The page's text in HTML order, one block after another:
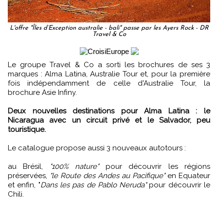
L'offre "Îles d’Exception australie - bali" passe par les Ayers Rock - DR
Travel & Co
Le groupe Travel & Co a sorti les brochures de ses 3
marques : Alma Latina, Australie Tour et, pour la première
fois indépendamment de celle d'Australie Tour, la
brochure Asie Infiny.
Deux nouvelles destinations pour Alma Latina : le
Nicaragua avec un circuit privé et le Salvador, peu
touristique.
Le catalogue propose aussi 3 nouveaux autotours :
au Brésil, "100% nature"pour découvrir les régions
préservées, "le Route des Andes au Pacifique"en Equateur
et enfin, "Dans les pas de Pablo Neruda"pour découvrir le
Chili.